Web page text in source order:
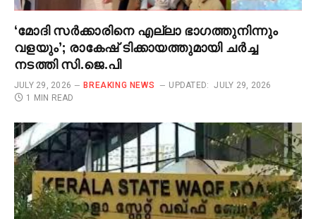
‘മോദി സർക്കാരിനെ എല്ലാ ഭാഗത്തുനിന്നും
വളയും’; രാകേഷ് ടിക്കായത്തുമായി ചർച്ച
നടത്തി സി.ജെ.പി
JULY 29, 2026 BREAKING NEWS UPDATED: JULY 29, 2026
1 MIN READ